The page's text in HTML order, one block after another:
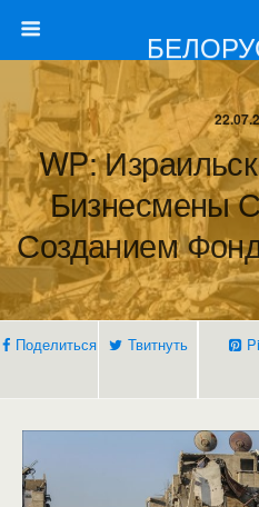
WP:
Бизнесмены
Созданием
Поделиться Твитнуть